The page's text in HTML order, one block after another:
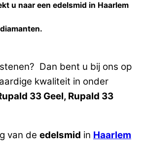
u naar een edelsmid in Haarlem
diamanten.
Dan bent u bij ons op
kwaliteit in onder
33 Geel, Rupald 33
van de edelsmid in Haarlem